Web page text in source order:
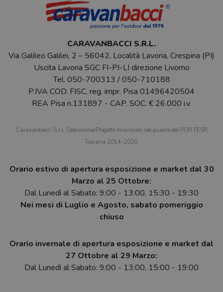
CARAVANBACCI S.R.L.
Via Galileo Galilei, 2 – 56042, Località Lavoria, Crespina (PI)
Uscita Lavoria SGC FI-PI-LI direzione Livorno
Tel. 050-700313 /050-710188
P.IVA COD. FISC. reg. impr. Pisa 01496420504
REA Pisa n.131897 - CAP. SOC. € 26.000 i.v.
Caravanbacci S.r.l. Operazione/Progetto finanziato nel quadro del POR FESR
Toscana 2014-2020.
Orario estivo di apertura esposizione e market dal 30
Marzo al 25 Ottobre:
Dal Lunedì al Sabato: 9:00 - 13:00, 15:30 - 19:30
Nei mesi di Luglio e Agosto, sabato pomeriggio
chiuso
Orario invernale di apertura esposizione e market dal
27 Ottobre al 29 Marzo:
Dal Lunedì al Sabato: 9:00 - 13:00, 15:00 - 19:00